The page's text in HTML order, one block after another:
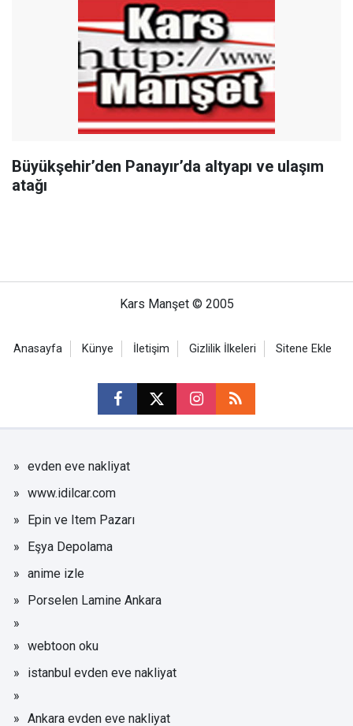
Büyükşehir’den Panayır’da altyapı ve ulaşım
atağı
Kars Manşet © 2005
Anasayfa Künye İletişim Gizlilik İlkeleri Sitene Ekle
evden eve nakliyat
www.idilcar.com
Epin ve Item Pazarı
Eşya Depolama
anime izle
Porselen Lamine Ankara
webtoon oku
istanbul evden eve nakliyat
Ankara evden eve nakliyat